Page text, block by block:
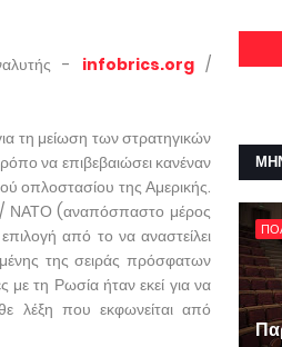
- infobrics.org/
τη μείωση των στρατηγικών
να επιβεβαιώσει κανέναν
οπλοστασίου της Αμερικής.
/ ΝΑΤΟ (αναπόσπαστο μέρος
από το να αναστείλει
της σειράς πρόσφατων
τη Ρωσία ήταν εκεί για να
λέξη που εκφωνείται από